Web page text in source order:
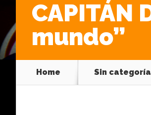
CAPITÁN
mundo”
Home Sin categoría